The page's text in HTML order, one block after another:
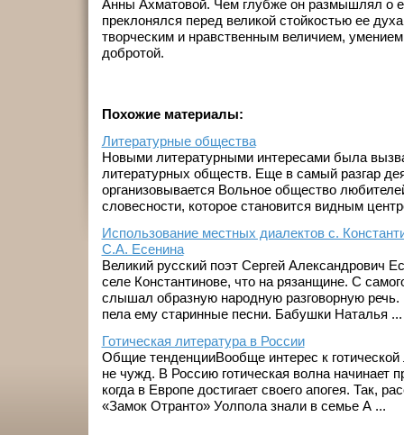
Анны Ахматовой. Чем глубже он размышлял о
преклонялся перед великой стойкостью ее
творческим и нравственным величием,
добротой.
Похожие материалы:
Литературные общества
Новыми литературными интересами была
литературных обществ. Еще в самый разгар
организовывается Вольное общество
словесности, которое становится видным
Использование местных диалектов с.
С.А. Есенина
Великий русский поэт Сергей Александрович
селе Константинове, что на рязанщине. С
слышал образную народную разговорную
пела ему старинные песни. Бабушки Наталья ...
Готическая литература в России
Общие тенденцииВообще интерес к
не чужд. В Россию готическая волна начинает
когда в Европе достигает своего апогея. Так,
«Замок Отранто» Уолпола знали в семье А ...